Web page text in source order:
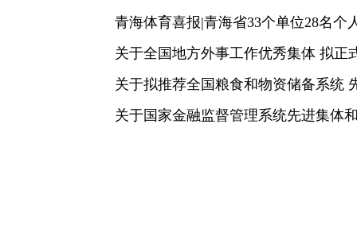
青海体育喜报|青海省33个单位28名个
关于全国地方外事工作优秀集体 拟正
关于拟推荐全国粮食和物资储备系统
关于国家金融监督管理系统先进集体